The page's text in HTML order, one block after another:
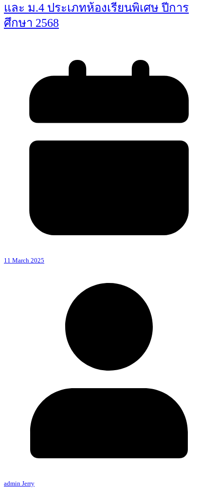
และ ม.4 ประเภทห้องเรียนพิเศษ ปีการ
ศึกษา 2568
11 March 2025
admin Jerry